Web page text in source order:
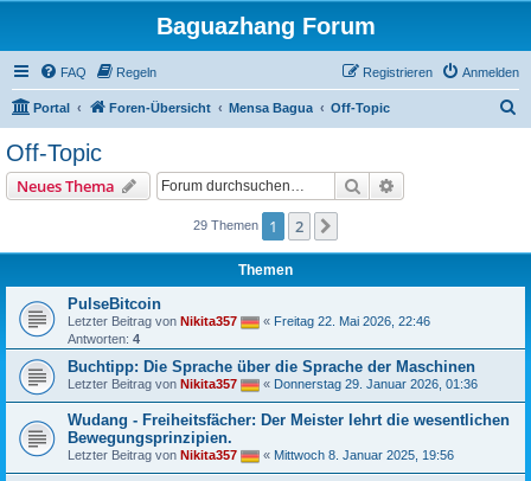
Baguazhang Forum
FAQ Regeln Anmelden
Registrieren
Portal Foren-Übersicht Mensa Bagua Off-Topic
Off-Topic
Neues Thema Suche
29 Themen 1 2
Themen
PulseBitcoin
Letzter Beitrag von Nikita357 « Freitag 22. Mai 2026, 22:46
Antworten: 4
Buchtipp: Die Sprache über die Sprache der Maschinen
Letzter Beitrag von Nikita357 « Donnerstag 29. Januar 2026, 01:36
Wudang - Freiheitsfächer: Der Meister lehrt die wesentlichen
Bewegungsprinzipien.
Letzter Beitrag von Nikita357 « Mittwoch 8. Januar 2025, 19:56